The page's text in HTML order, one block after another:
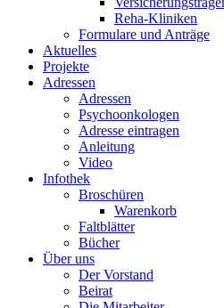
Reha-Kliniken
Formulare und Anträge
Aktuelles
Projekte
Adressen
Adressen
Psychoonkologen
Adresse eintragen
Anleitung
Video
Infothek
Broschüren
Warenkorb
Faltblätter
Bücher
Über uns
Der Vorstand
Beirat